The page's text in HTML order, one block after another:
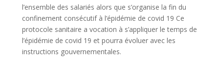
l’ensemble des salariés alors que s’organise la fin du
confinement consécutif à l’épidémie de covid 19 Ce
protocole sanitaire a vocation à s’appliquer le temps de
l’épidémie de covid 19 et pourra évoluer avec les
instructions gouvernementales.